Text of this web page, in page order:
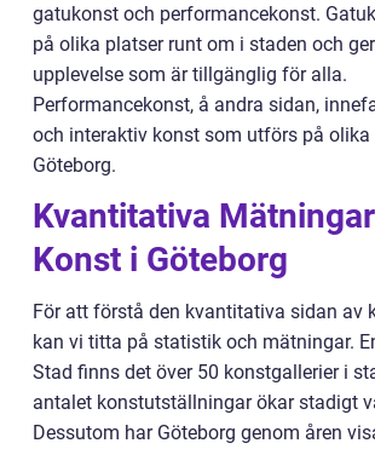
gatukonst och performancekonst.
på olika platser runt om i staden och
upplevelse som är tillgänglig för alla.
Performancekonst, å andra sidan,
och interaktiv konst som utförs på olika
Göteborg.
Kvantitativa
Konst i Göteborg
För att förstå den kvantitativa sidan av
kan vi titta på statistik och mätningar.
Stad finns det över 50 konstgallerier i
antalet konstutställningar ökar stadigt
Dessutom har Göteborg genom åren